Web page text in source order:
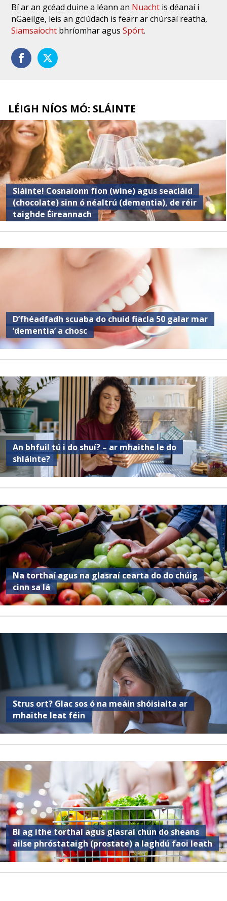
Bí ar an gcéad duine a léann an Nuacht is déanaí i
nGaeilge, leis an gclúdach is fearr ar chúrsaí reatha,
Siamsaíocht bhríomhar agusSpórt.
LÉIGH NÍOS MÓ: SLÁINTE
Sláinte! Cosnaíonn fíon (wine) agus seacláid
(chocolate) sinn ó néaltrú (dementia), de réir
taighde Éireannach
D’fhéadfadh scuaba do chuid fiacla 50 galar mar
‘dementia’ a chosc
An bhfuil tú i do shuí? – ar mhaithe le do
shláinte?
Na torthaí agus na glasraí cearta do do chúig
cinn sa lá
Strus ort? Glac sos ó na meáin shóisialta ar
mhaithe leat féin
Bí ag ithe torthaí agus glasraí chun do sheans
ailse phróstataigh (prostate) a laghdú faoi leath